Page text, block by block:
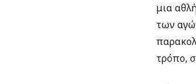
μια
των
τρόπο,